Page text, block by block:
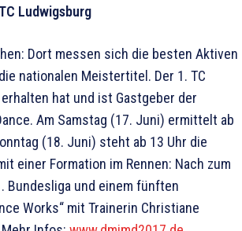
Ludwigsburg
Dort messen sich die besten Aktiven
nationalen Meistertitel. Der 1. TC
hat und ist Gastgeber der
Am Samstag (17. Juni) ermittelt ab
(18. Juni) steht ab 13 Uhr die
einer Formation im Rennen: Nach zum
und einem fünften
Works“ mit Trainerin Christiane